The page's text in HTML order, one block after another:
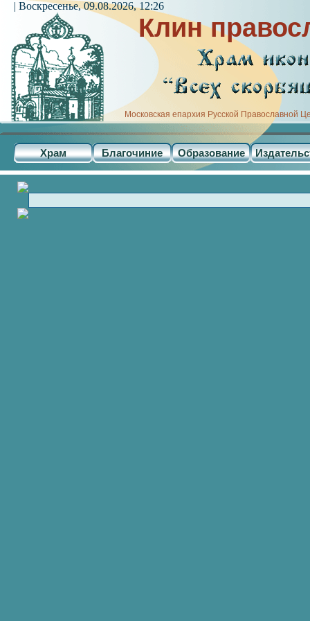
Клин
Московская епархия Русской Православной
Храм Благочиние Образование
| Воскресенье, 09.08.2026, 12:26